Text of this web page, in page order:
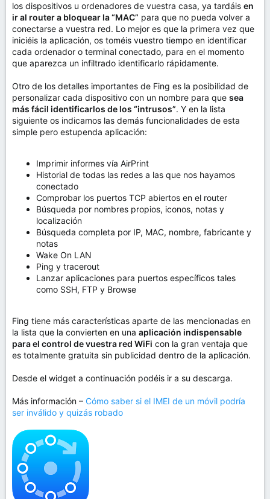
los dispositivos u ordenadores de vuestra casa, ya tardáis en
ir al router a bloquear la “MAC” para que no pueda volver a
conectarse a vuestra red. Lo mejor es que la primera vez que
iniciéis la aplicación, os toméis vuestro tiempo en identificar
cada ordenador o terminal conectado, para en el momento
que aparezca un infiltrado identificarlo rápidamente.
Otro de los detalles importantes de Fing es la posibilidad de
personalizar cada dispositivo con un nombre para que sea
más fácil identificarlos de los “intrusos”. Y en la lista
siguiente os indicamos las demás funcionalidades de esta
simple pero estupenda aplicación:
Imprimir informes vía AirPrint
Historial de todas las redes a las que nos hayamos
conectado
Comprobar los puertos TCP abiertos en el router
Búsqueda por nombres propios, iconos, notas y
localización
Búsqueda completa por IP, MAC, nombre, fabricante y
notas
Wake On LAN
Ping y tracerout
Lanzar aplicaciones para puertos específicos tales
como SSH, FTP y Browse
Fing tiene más características aparte de las mencionadas en
la lista que la convierten en una aplicación indispensable
para el control de vuestra red WiFi con la gran ventaja que
es totalmente gratuita sin publicidad dentro de la aplicación.
Desde el widget a continuación podéis ir a su descarga.
Más información – Cómo saber si el IMEI de un móvil podría
ser inválido y quizás robado